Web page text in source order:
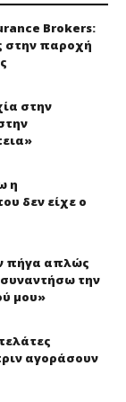
Brokers:
στην παροχή
στην
η
δεν είχε ο
πήγα απλώς
την
μου»
αγοράσουν